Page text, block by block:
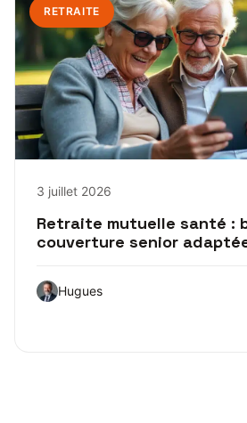
RETRAITE
3 juillet 2026
Retraite mutuelle santé :
couverture senior
Hugues